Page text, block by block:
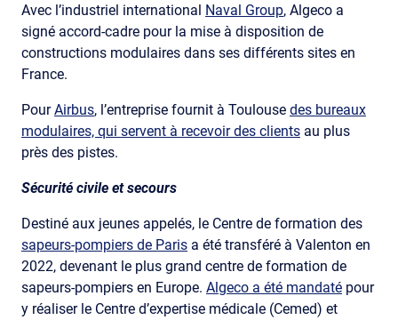
Avec l’industriel international Naval Group, Algeco a
signé accord-cadre pour la mise à disposition de
constructions modulaires dans ses différents sites en
France.
PourAirbus, l’entreprise fournit à Toulouse des bureaux
modulaires, qui servent à recevoir des clients au plus
près des pistes.
Sécurité civile et secours
Destiné aux jeunes appelés, le Centre de formation des
sapeurs-pompiers de Paris a été transféré à Valenton en
2022, devenant le plus grand centre de formation de
sapeurs-pompiers en Europe. Algeco a été mandaté pour
y réaliser le Centre d’expertise médicale (Cemed) et